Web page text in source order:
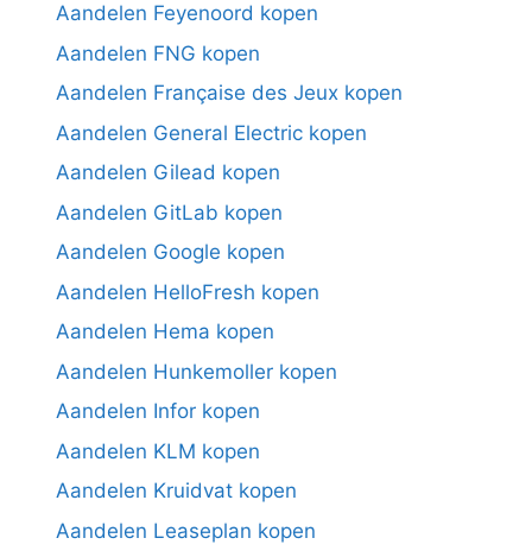
Aandelen Feyenoord kopen
Aandelen FNG kopen
Aandelen Française des Jeux kopen
Aandelen General Electric kopen
Aandelen Gilead kopen
Aandelen GitLab kopen
Aandelen Google kopen
Aandelen HelloFresh kopen
Aandelen Hema kopen
Aandelen Hunkemoller kopen
Aandelen Infor kopen
Aandelen KLM kopen
Aandelen Kruidvat kopen
Aandelen Leaseplan kopen